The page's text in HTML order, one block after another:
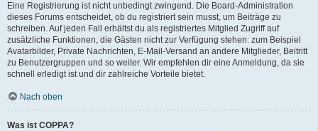
Eine Registrierung ist nicht unbedingt zwingend. Die Board-Administration
dieses Forums entscheidet, ob du registriert sein musst, um Beiträge zu
schreiben. Auf jeden Fall erhältst du als registriertes Mitglied Zugriff auf
zusätzliche Funktionen, die Gästen nicht zur Verfügung stehen: zum Beispiel
Avatarbilder, Private Nachrichten, E-Mail-Versand an andere Mitglieder, Beitritt
zu Benutzergruppen und so weiter. Wir empfehlen dir eine Anmeldung, da sie
schnell erledigt ist und dir zahlreiche Vorteile bietet.
Nach oben
Was ist COPPA?